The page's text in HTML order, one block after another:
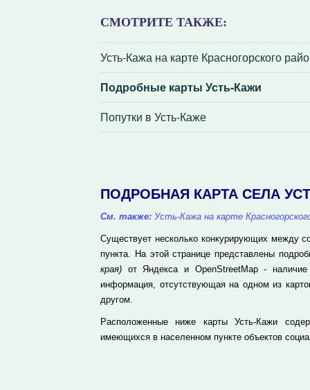
СМОТРИТЕ ТАКЖЕ:
Усть-Кажа на карте Красногорского
Подробные карты Усть-Кажи
Попутки в Усть-Каже
ПОДРОБНАЯ КАРТА СЕЛА
См. также: Усть-Кажа на карте
Существует несколько конкурирующих между
пункта. На этой странице представлены
края) от Яндекса и OpenStreetMap -
информация, отсутствующая на одном из
другом.
Расположенные ниже карты Усть-Кажи
имеющихся в населенном пункте объектов